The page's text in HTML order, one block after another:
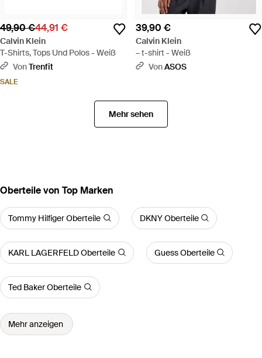
49,90 €44,91 €
Calvin Klein
T-Shirts, Tops Und Polos - Weiß
VonTrenfit
SALE
39,90 €
Calvin Klein
– t-shirt - Weiß
VonASOS
Mehr sehen
Oberteile von Top Marken
Tommy Hilfiger Oberteile DKNY Oberteile
KARL LAGERFELD Oberteile Guess Oberteile
Ted Baker Oberteile
Mehr anzeigen